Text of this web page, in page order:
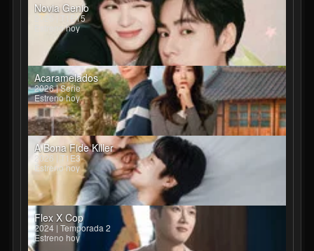
Novia Genio
2026 | T1E15
Estreno hoy
Acaramelados
2026 | Serie
Estreno hoy
A Bona Fide Killer
2026 | T1E3
Estreno hoy
Flex X Cop
2024 | Temporada 2
Estreno hoy